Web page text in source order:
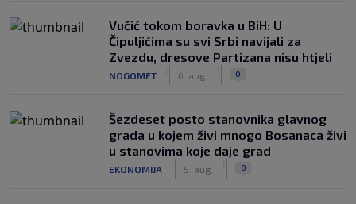
Vučić tokom boravka u BiH: U
Čipuljićima su svi Srbi navijali za
Zvezdu, dresove Partizana nisu htjeli
NOGOMET 6. aug. 0
Šezdeset posto stanovnika glavnog
grada u kojem živi mnogo Bosanaca živi
u stanovima koje daje grad
EKONOMIJA 5. aug. 0